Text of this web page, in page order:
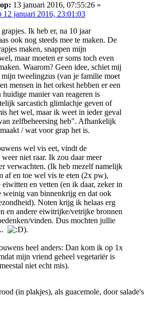
13 januari 2016, 07:55:26 »
12 januari 2016, 23:01:03
Ik heb er, na 10 jaar
ook nog steeds mee te maken. De
maken, snappen mijn
maar moeten er soms toch even
Waarom? Geen idee, schiet mij
tweelingzus (van je familie moet
mensen in het orkest hebben er een
manier van reageren is
sarcastich glimlachje geven of
het wel, maar ik weet in ieder geval
zelfbeheersing heb". Afhankelijk
/ wat voor grap het is.
wel vis eet, vindt de
niet raar. Ik zou daar meer
verwachten. (Ik heb mezelf namelijk
af en toe wel vis te eten (2x pw),
eiwitten en vetten (en ik daar, zeker in
weinig van binnenkrijg en dat ook
Noten krijg ik helaas erg
en andere eiwitrijke/vetrijke bronnen
vinden. Dus mochten jullie
).
heel anders: Dan kom ik op 1x
mijn vriend geheel vegetariër is
niet echt mis).
(in plakjes), als guacemole, door salade's